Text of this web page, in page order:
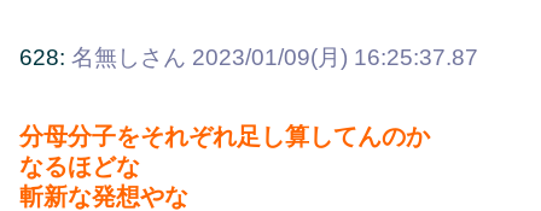
628: 名無しさん 2023/01/09(月) 16:25:37.87
分母分子をそれぞれ足し算してんのか
なるほどな
斬新な発想やな